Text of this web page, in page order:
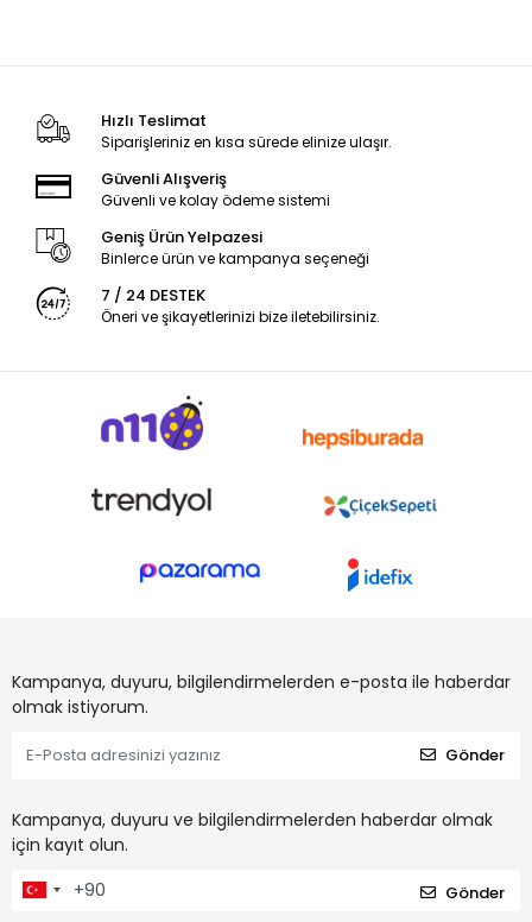
Hızlı Teslimat
Siparişleriniz en kısa sürede elinize ulaşır.
Güvenli Alışveriş
Güvenli ve kolay ödeme sistemi
Geniş Ürün Yelpazesi
Binlerce ürün ve kampanya seçeneği
7 / 24 DESTEK
Öneri ve şikayetlerinizi bize iletebilirsiniz.
Kampanya, duyuru, bilgilendirmelerden e-posta ile haberdar
olmak istiyorum.
Gönder
Kampanya, duyuru ve bilgilendirmelerden haberdar olmak
için kayıt olun.
Gönder